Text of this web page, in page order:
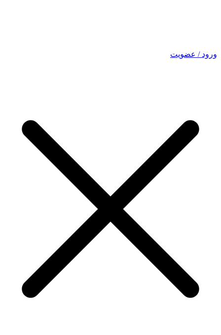
ورود / عضویت